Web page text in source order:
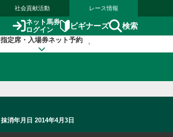
社会貢献活動 レース情報
ネット馬券
ログイン
ビギナーズ 検索
指定席・入場券ネット予約
抹消年月日 2014年4月3日